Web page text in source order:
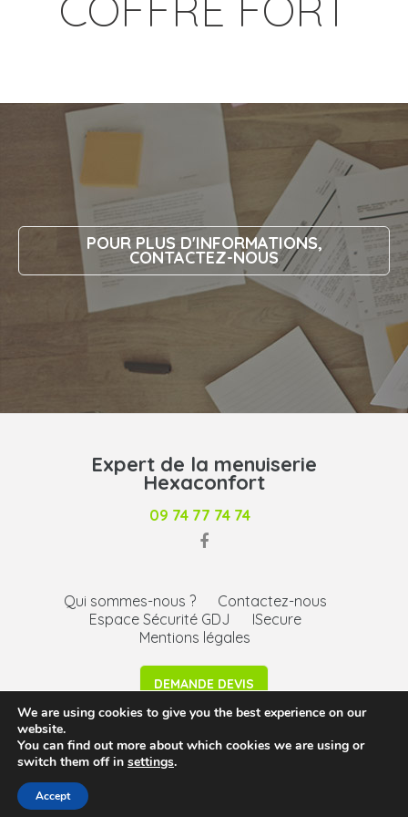
POUR PLUS D'INFORMATIONS,
CONTACTEZ-NOUS
Expert de la menuiserie
Hexaconfort
09 74 77 74 74
Qui sommes-nous ?
Contactez-nous
Espace Sécurité GDJ
ISecure
Mentions légales
DEMANDE DEVIS
Siège social : 232 Avenue de l’Epinette – 33500 Libourne -
Agence Bassin d’Arcachon - ©2026 -
We are using cookies to give you the best experience on our
website.
You can find out more about which cookies we are using or
switch them off in settings.
Accept